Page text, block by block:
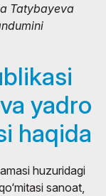
Tatybayeva
yadro
haqida
huzuridagi
sanoat,